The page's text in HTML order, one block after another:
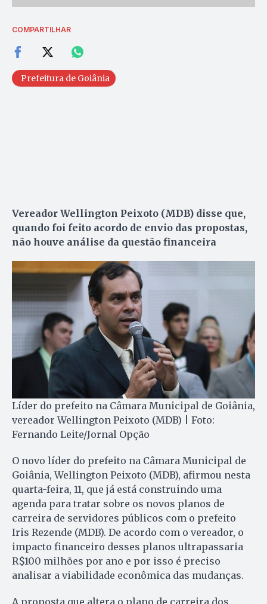
COMPARTILHAR
Prefeitura de Goiânia
Vereador Wellington Peixoto (MDB) disse que,
quando foi feito acordo de envio das propostas,
não houve análise da questão financeira
Líder do prefeito na Câmara Municipal de Goiânia,
vereador Wellington Peixoto (MDB) | Foto:
Fernando Leite/Jornal Opção
O novo líder do prefeito na Câmara Municipal de
Goiânia, Wellington Peixoto (MDB), afirmou nesta
quarta-feira, 11, que já está construindo uma
agenda para tratar sobre os novos planos de
carreira de servidores públicos com o prefeito
Iris Rezende (MDB). De acordo com o vereador, o
impacto financeiro desses planos ultrapassaria
R$100 milhões por ano e por isso é preciso
analisar a viabilidade econômica das mudanças.